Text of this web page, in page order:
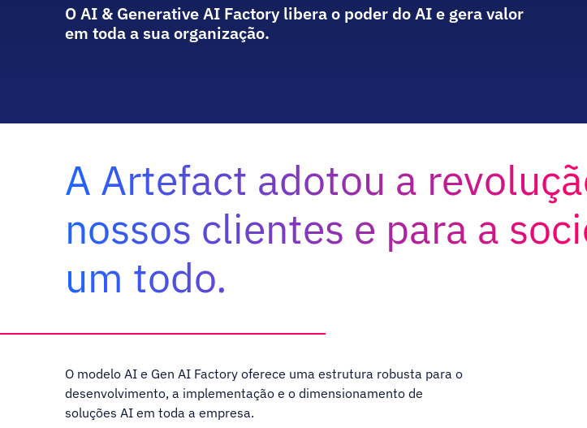
O AI & Generative AI Factory libera o poder do AI e gera valor
em toda a sua organização.
A Artefact adotou a
nossos clientes e para a
um todo.
O modelo AI e Gen AI Factory oferece uma estrutura robusta para o
desenvolvimento, a implementação e o dimensionamento de
soluções AI em toda a empresa.